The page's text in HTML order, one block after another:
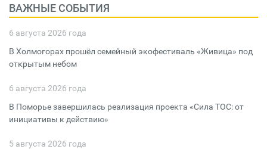
ВАЖНЫЕ СОБЫТИЯ
6 августа 2026 года
В Холмогорах прошёл семейный экофестиваль «Живица» под
открытым небом
6 августа 2026 года
В Поморье завершилась реализация проекта «Сила ТОС: от
инициативы к действию»
5 августа 2026 года